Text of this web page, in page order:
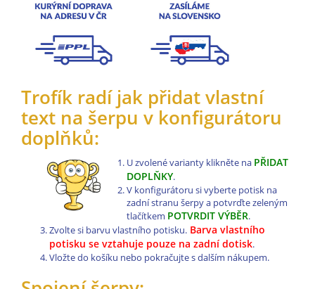
Trofík radí jak přidat vlastní
text na šerpu v konfigurátoru
doplňků:
U zvolené varianty klikněte na PŘIDAT
DOPLŇKY.
V konfigurátoru si vyberte potisk na
zadní stranu šerpy a potvrďte zeleným
tlačítkem POTVRDIT VÝBĚR.
Zvolte si barvu vlastního potisku. Barva vlastního
potisku se vztahuje pouze na zadní dotisk.
Vložte do košíku nebo pokračujte s dalším nákupem.